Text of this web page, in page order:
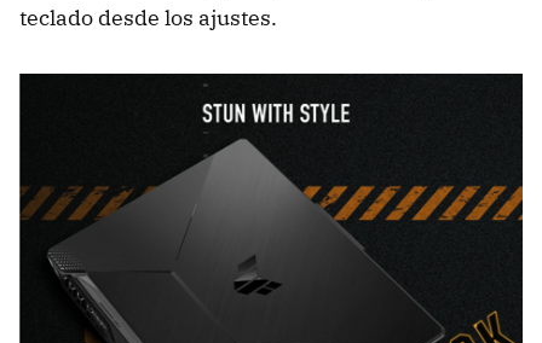
teclado desde los ajustes.